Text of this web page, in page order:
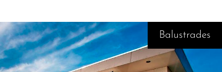
Balustrades